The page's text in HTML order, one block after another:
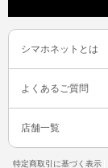
シマホネットとは
よくあるご質問
店舗一覧
特定商取引に基づく表示